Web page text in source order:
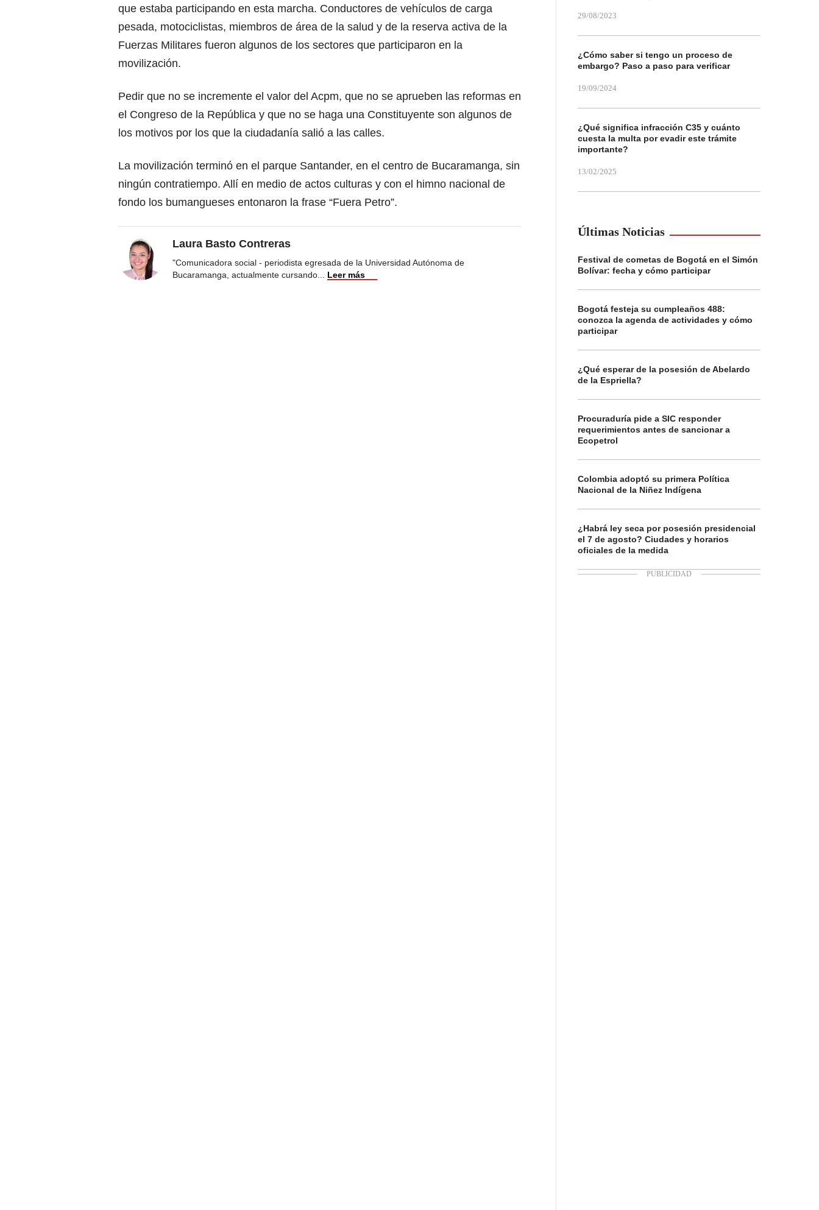
que estaba participando en esta marcha. Conductores de vehículos de carga
pesada, motociclistas, miembros de área de la salud y de la reserva activa de la
Fuerzas Militares fueron algunos de los sectores que participaron en la
movilización.
Pedir que no se incremente el valor del Acpm, que no se aprueben las reformas en
el Congreso de la República y que no se haga una Constituyente son algunos de
los motivos por los que la ciudadanía salió a las calles.
La movilización terminó en el parque Santander, en el centro de Bucaramanga, sin
ningún contratiempo. Allí en medio de actos culturas y con el himno nacional de
fondo los bumangueses entonaron la frase “Fuera Petro”.
Laura Basto Contreras
"Comunicadora social - periodista egresada de la Universidad Autónoma de
Bucaramanga, actualmente cursando
Leer más
29/08/2023
¿Cómo saber si tengo un proceso de
embargo? Paso a paso para verificar
19/09/2024
¿Qué significa infracción C35 y cuánto
cuesta la multa por evadir este trámite
importante?
13/02/2025
Últimas Noticias
Festival de cometas de Bogotá en el Simón
Bolívar: fecha y cómo participar
Bogotá festeja su cumpleaños 488:
conozca la agenda de actividades y cómo
participar
¿Qué esperar de la posesión de Abelardo
de la Espriella?
Procuraduría pide a SIC responder
requerimientos antes de sancionar a
Ecopetrol
Colombia adoptó su primera Política
Nacional de la Niñez Indígena
¿Habrá ley seca por posesión presidencial
el 7 de agosto? Ciudades y horarios
oficiales de la medida